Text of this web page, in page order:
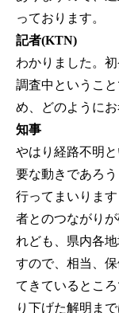
っております。
記者(KTN)
わかりました。初
調査中というこ
め、どのようにお
知事
やはり経路不明
要な動きであろ
行ってまいりま
者とのつながり
れども、県内各
すので、相当、
てきているとこ
り下げた解明ま